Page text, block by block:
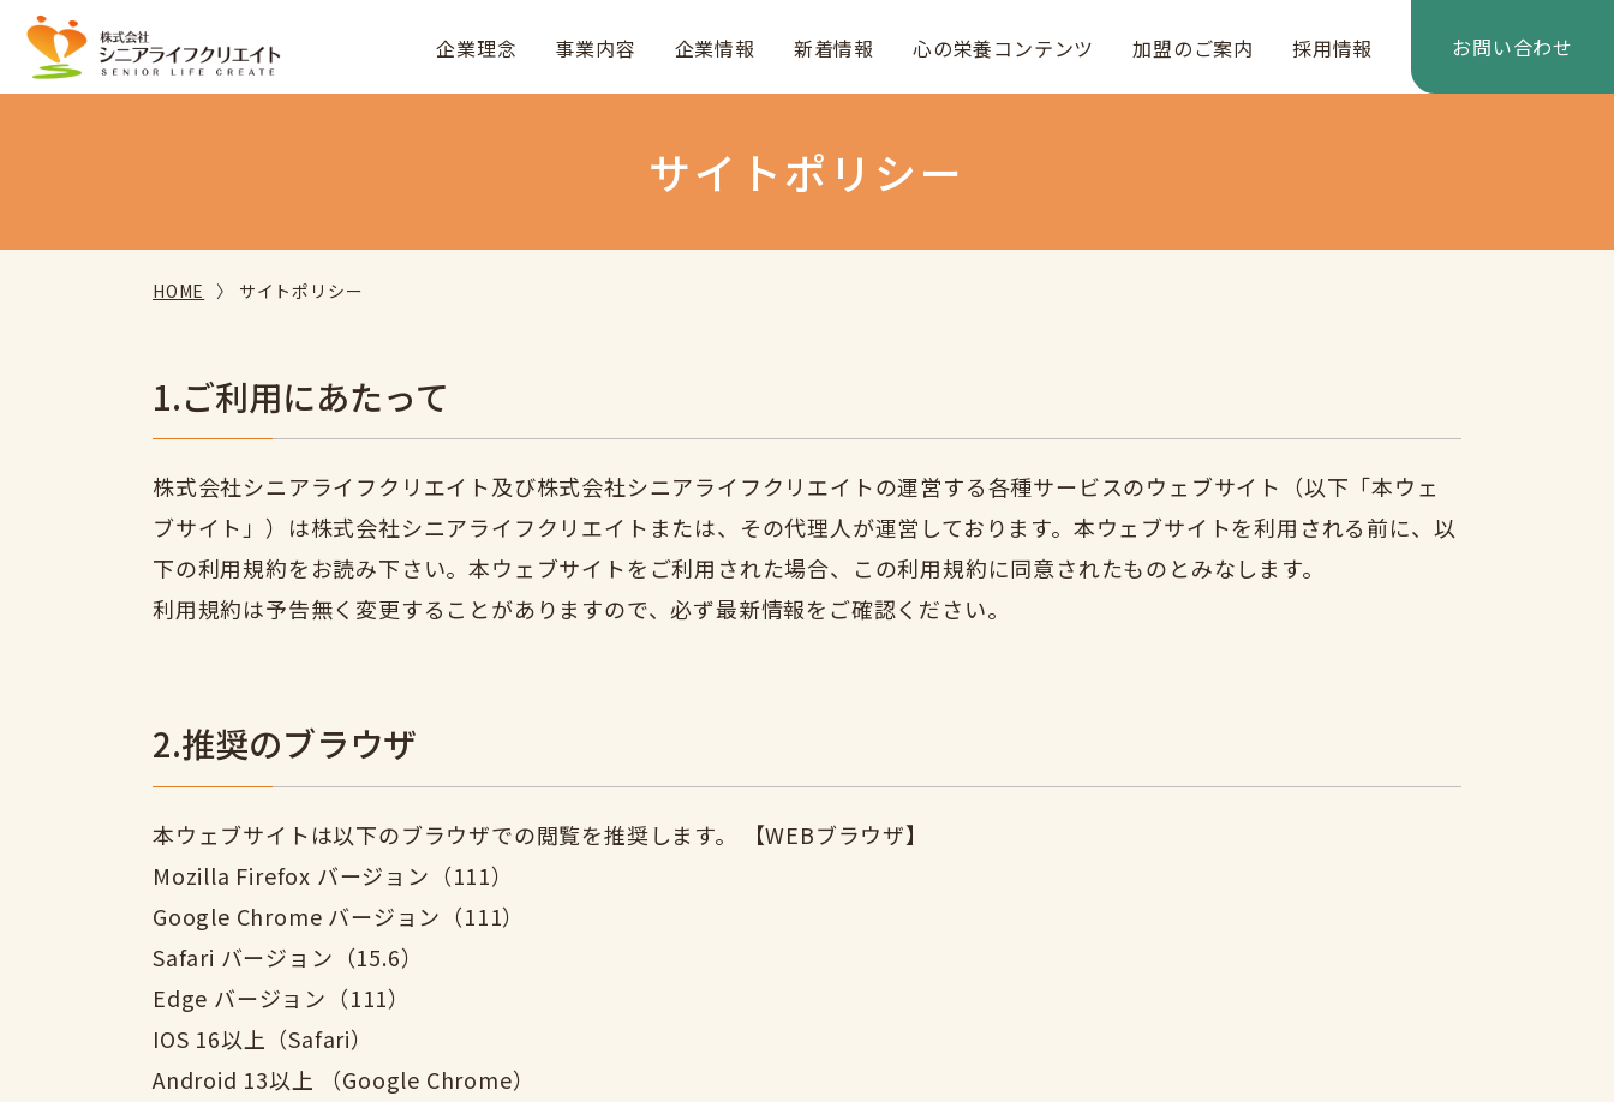
企業理念 事業内容 企業情報 新着情報 心の栄養コンテンツ 加盟のご案内 採用情報 お問い合わせ
サイトポリシー
HOME サイトポリシー
1.ご利用にあたって
株式会社シニアライフクリエイト及び株式会社シニアライフクリエイトの運営する各種サービスのウェブサイト（以下「本ウェ
ブサイト」）は株式会社シニアライフクリエイトまたは、その代理人が運営しております。本ウェブサイトを利用される前に、以
下の利用規約をお読み下さい。本ウェブサイトをご利用された場合、この利用規約に同意されたものとみなします。
利用規約は予告無く変更することがありますので、必ず最新情報をご確認ください。
2.推奨のブラウザ
本ウェブサイトは以下のブラウザでの閲覧を推奨します。
【WEBブラウザ】
Mozilla Firefox バージョン（111）
Google Chrome バージョン（111）
Safari バージョン（15.6）
Edge バージョン（111）
IOS 16以上（Safari）
Android 13以上 （Google Chrome）